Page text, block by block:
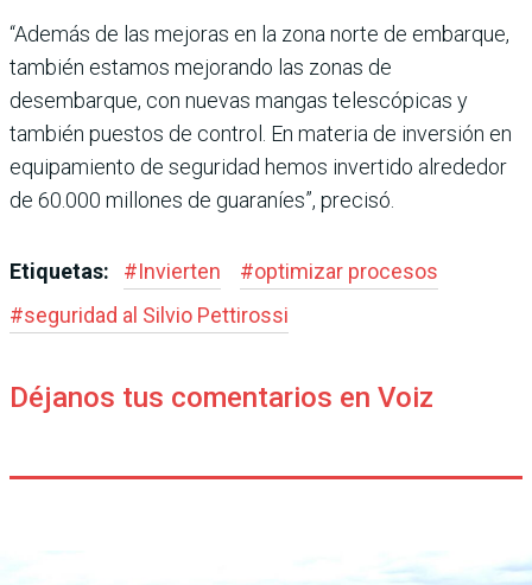
“Además de las mejoras en la zona norte de embarque,
tam­bién estamos mejorando las zonas de
desembarque, con nuevas mangas telescópicas y
también puestos de control. En materia de inversión en
equipamiento de seguridad hemos invertido alrededor
de 60.000 millones de gua­raníes”, precisó.
Etiquetas: #Invierten #optimizar procesos
#seguridad al Silvio Pettirossi
Déjanos tus comentarios en Voiz